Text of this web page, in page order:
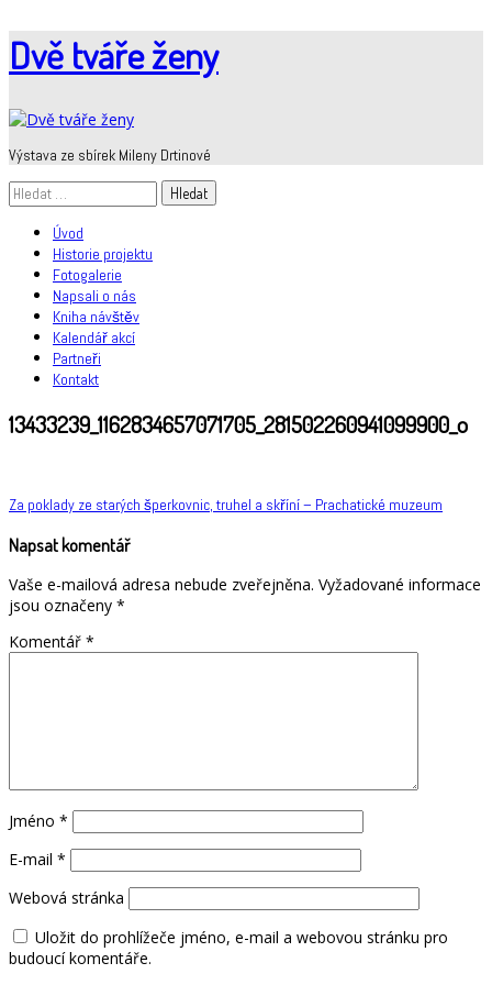
Skip
to
Dvě tváře ženy
Výstava ze sbírek Mileny Drtinové
Vyhledávání
Úvod
Historie projektu
Fotogalerie
Napsali o nás
Kniha návštěv
Kalendář akcí
Partneři
Kontakt
13433239_1162834657071705_281502260941099900_o
Navigace
pro
Za poklady ze starých šperkovnic, truhel a skříní – Prachatické muzeum
Napsat komentář
Vaše e-mailová adresa nebude zveřejněna. Vyžadované informace
jsou označeny *
Komentář *
Jméno *
E-mail *
Webová stránka
Uložit do prohlížeče jméno, e-mail a webovou stránku pro
budoucí komentáře.